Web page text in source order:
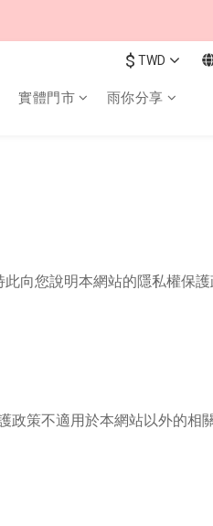
$ TWD
實體門市 雨你分享
向您說明本網站的隱私權保
政策不適用於本網站以外的相